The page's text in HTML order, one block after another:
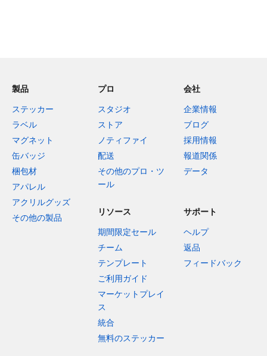
製品
ステッカー
ラベル
マグネット
缶バッジ
梱包材
アパレル
アクリルグッズ
その他の製品
プロ
スタジオ
ストア
ノティファイ
配送
その他のプロ・ツ
ール
会社
企業情報
ブログ
採用情報
報道関係
データ
リソース
期間限定セール
チーム
テンプレート
ご利用ガイド
マーケットプレイ
ス
統合
無料のステッカー
サポート
ヘルプ
返品
フィードバック